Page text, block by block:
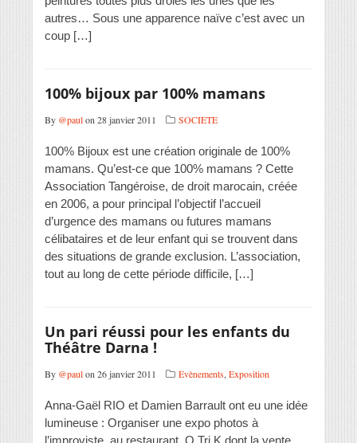
autres… Sous une apparence naïve c’est avec un
coup […]
100% bijoux par 100% mamans
By @paulon 28 janvier 2011 SOCIETE
100% Bijoux est une création originale de 100%
mamans. Qu’est-ce que 100% mamans ? Cette
Association Tangéroise, de droit marocain, créée
en 2006, a pour principal l’objectif l’accueil
d’urgence des mamans ou futures mamans
célibataires et de leur enfant qui se trouvent dans
des situations de grande exclusion. L’association,
tout au long de cette période difficile, […]
Un pari réussi pour les enfants du
Théâtre Darna !
By @paulon 26 janvier 2011 Evènements, Exposition
Anna-Gaël RIO et Damien Barrault ont eu une idée
lumineuse : Organiser une expo photos à
l’improviste, au restaurant O Tri K dont la vente